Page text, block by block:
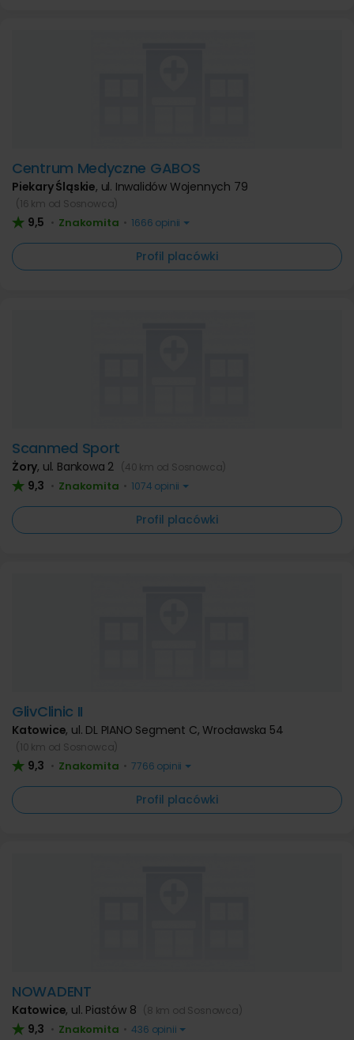
Centrum Medyczne GABOS
Piekary Śląskie, ul. Inwalidów Wojennych 79
(16 km od Sosnowca)
9,5 • Znakomita • 1666 opinii
Profil placówki
Scanmed Sport
Żory, ul. Bankowa 2 (40 km od Sosnowca)
9,3 • Znakomita • 1074 opinii
Profil placówki
GlivClinic II
Katowice, ul. DL PIANO Segment C, Wrocławska 54
(10 km od Sosnowca)
9,3 • Znakomita • 7766 opinii
Profil placówki
NOWADENT
Katowice, ul. Piastów 8 (8 km od Sosnowca)
9,3 • Znakomita • 436 opinii